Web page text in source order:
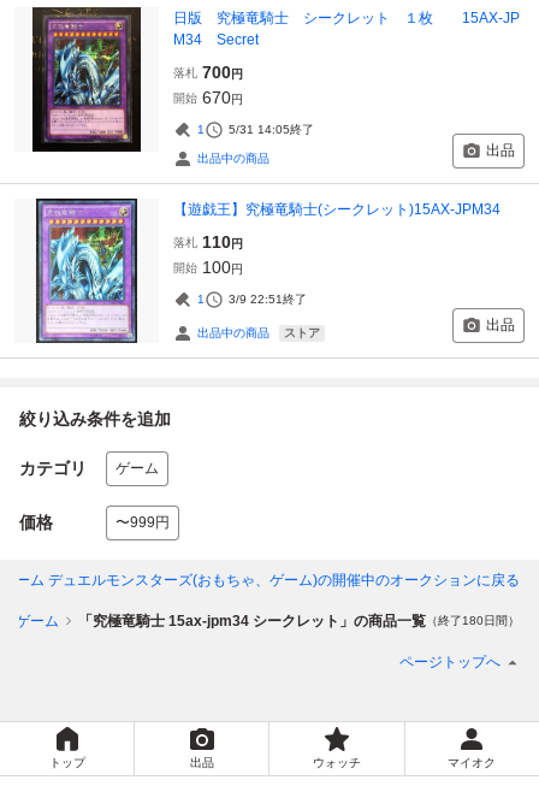
日版 究極竜騎士 シークレット １枚 15AX-JP
M34 Secret
落札 700円
開始 670円
1 5/31 14:05終了
出品中の商品 出品
【遊戯王】究極竜騎士(シークレット)15AX-JPM34
落札 110円
開始 100円
1 3/9 22:51終了
出品中の商品 ストア 出品
絞り込み条件を追加
カテゴリ ゲーム
価格 〜999円
ーム デュエルモンスターズ(おもちゃ、ゲーム)の開催中のオークションに戻る
ゲーム 「究極竜騎士 15ax-jpm34 シークレット」の商品一覧 （終了180日間）
ページトップへ
トップ 出品 ウォッチ マイオク